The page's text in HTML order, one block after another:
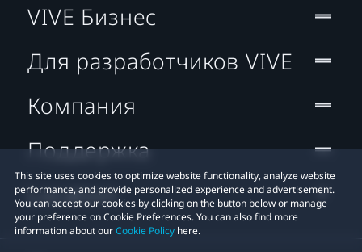
This site uses cookies to optimize website functionality, analyze website
performance, and provide personalized experience and advertisement.
You can accept our cookies by clicking on the button below or manage
your preference on Cookie Preferences. You can also find more
information about ourCookie Policy here.
VIVE Бизнес
Для разработчиков VIVE
Компания
Поддержка
Location